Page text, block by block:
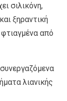
σιλικόνη,
ξηραντική
από
λιανικής